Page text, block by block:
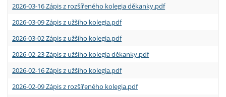
2026-03-16 Zápis z rozšířeného kolegia děkanky.pdf
2026-03-09 Zápis z užšího kolegia.pdf
2026-03-02 Zápis z užšího kolegia.pdf
2026-02-23 Zápis z užšího kolegia děkanky.pdf
2026-02-16 Zápis z užšího kolegia.pdf
2026-02-09 Zápis z rozšířeného kolegia.pdf